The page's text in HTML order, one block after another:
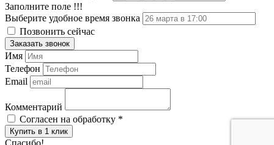
Заполните поле !!!
Выберите удобное время звонка
Позвонить сейчас
Заказать звонок
Имя
Телефон
Email
Комментарий
Согласен на обработку *
Купить в 1 клик
Спасибо!